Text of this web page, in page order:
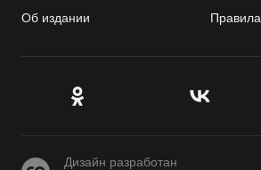
Об издании Правила